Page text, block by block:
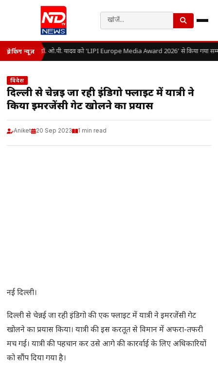
ब्रेकिंग न्यूज़ डॉ. ओ.पी. यादव को ‘LIPI Europe Media Award 2026’ से किया गया
विदेश
दिल्ली से चेन्नई जा रही इंडिगो फ्लाइट में यात्री ने
किया इमरजेंसी गेट खोलने का प्रयास
Aniket 20 Sep 2023 1 min read
नई दिल्ली।
दिल्ली से चेन्नई जा रही इंडिगो की एक फ्लाइट में यात्री ने इमरजेंसी गेट
खोलने का प्रयास किया। यात्री की इस करतूत से विमान में अफरा-तफरी
मच गई। यात्री की पहचान कर उसे आगे की कारर्वाई के लिए अधिकारियों
को सौंप दिया गया है।